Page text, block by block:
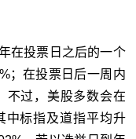
在投票日之后的一个
；在投票日后一周内
不过，美股多数会在
中标指及道指平均升